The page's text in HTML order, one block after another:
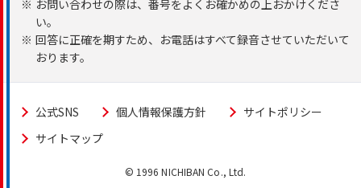
※ お問い合わせの際は、番号をよくお確かめの上おかけくださ
い。
※ 回答に正確を期すため、お電話はすべて録音させていただいて
おります。
公式SNS 個人情報保護方針
サイトポリシー
サイトマップ
© 1996 NICHIBAN Co., Ltd.